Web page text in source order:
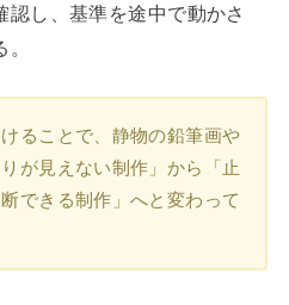
し、基準を途中で動かさ
ることで、静物の鉛筆画や
が見えない制作」から「止
できる制作」へと変わって